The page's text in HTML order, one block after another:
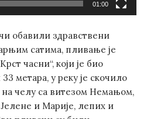
01:00
обавили здравствени
сатима, пливање је
часни“, који је био
метара, у реку је скочило
на челу са витезом Немањом,
и Марије, лепих и